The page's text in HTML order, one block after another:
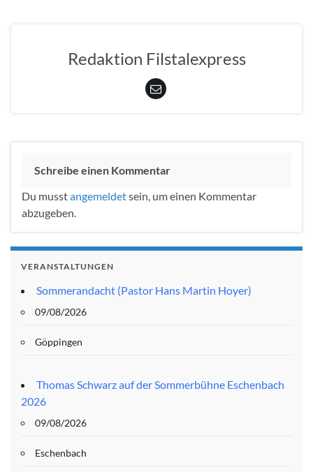
Redaktion Filstalexpress
Schreibe einen Kommentar
Du musstangemeldetsein, um einen Kommentar
abzugeben.
VERANSTALTUNGEN
Sommerandacht (Pastor Hans Martin Hoyer)
09/08/2026
Göppingen
Thomas Schwarz auf der Sommerbühne Eschenbach
2026
09/08/2026
Eschenbach